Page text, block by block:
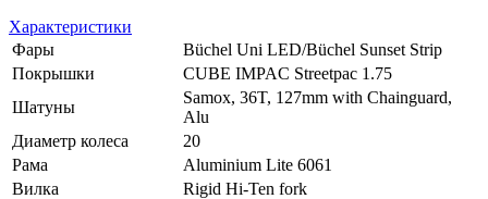
Характеристики
Фары
Büchel Uni LED/Büchel Sunset Strip
Покрышки
CUBE IMPAC Streetpac 1.75
Шатуны
Samox, 36T, 127mm with Chainguard,
Alu
Диаметр колеса
20
Рама
Aluminium Lite 6061
Вилка
Rigid Hi-Ten fork